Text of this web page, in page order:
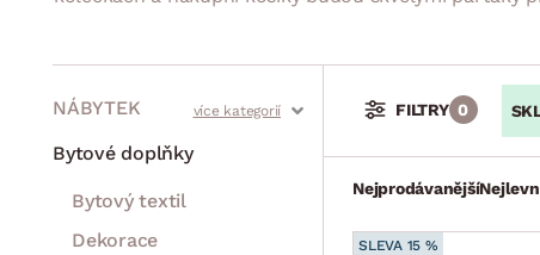
NÁBYTEK
Stoly a stolky
Křesla a sezení
Židle a lavice
Postele
Šatní skříně
Rošty
Matrace
Komody, skříňky a vitríny
Bytové doplňky
Bytový textil
Dekorace
FILTRY 0
Nejprodávanější
SLEVA 15 %